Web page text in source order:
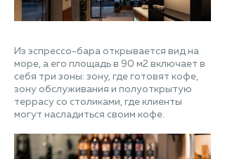
Из эспрессо-бара открывается вид на
море, а его площадь в 90 м2 включает в
себя три зоны: зону, где готовят кофе,
зону обслуживания и полуоткрытую
террасу со столиками, где клиенты
могут насладиться своим кофе.